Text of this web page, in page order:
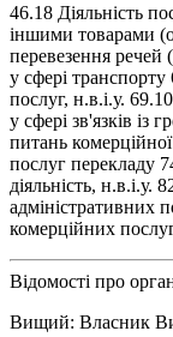
46.18 Діяльність
іншими товарами
перевезення речей
у сфері
послуг, н.в.і.у.
у сфері зв'язків із
питань
послуг перекладу
діяльність,
адміністративних
комерційних
Відомості про
Вищий: Власник